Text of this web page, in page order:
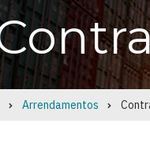
Arrendamentos